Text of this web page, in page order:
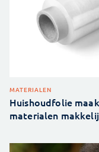
MATERIALEN
Huishoudfolie
materialen